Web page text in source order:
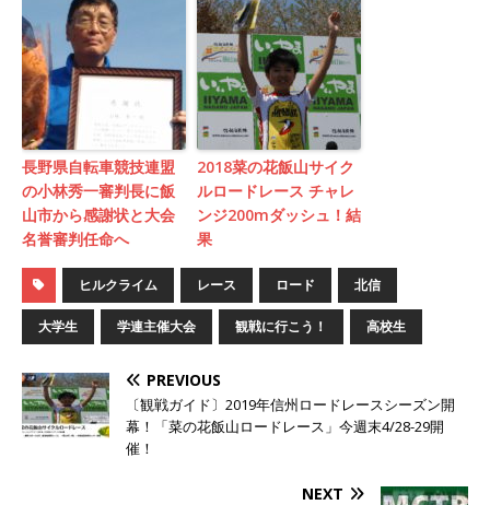
長野県自転車競技連盟
の小林秀一審判長に飯
山市から感謝状と大会
名誉審判任命へ
2018菜の花飯山サイク
ルロードレース チャレ
ンジ200mダッシュ！結
果
ヒルクライム レース ロード 北信
大学生 学連主催大会 観戦に行こう！ 高校生
PREVIOUS
〔観戦ガイド〕2019年信州ロードレースシーズン開
幕！「菜の花飯山ロードレース」今週末4/28-29開
催！
NEXT